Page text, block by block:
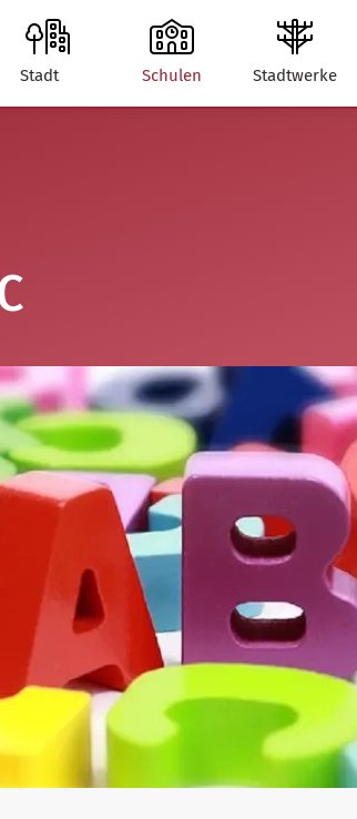
Stadt
Schulen Stadtwerke